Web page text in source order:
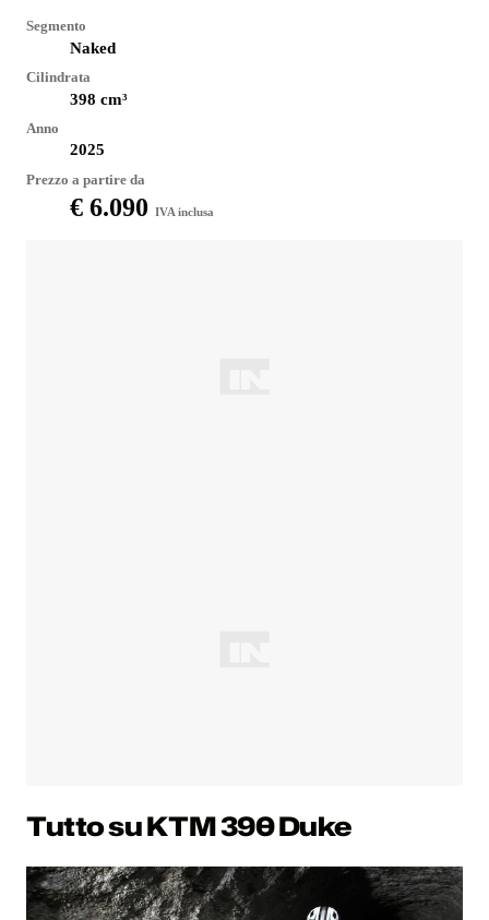
Segmento
Naked
Cilindrata
398 cm³
Anno
2025
Prezzo a partire da
€ 6.090 IVA inclusa
Tutto su KTM 390 Duke